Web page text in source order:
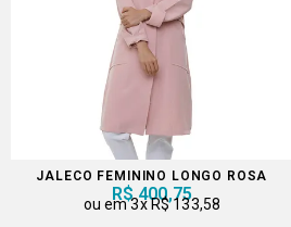
JALECO FEMININO LONGO ROSA
R$ 400,75
3xR$ 133,58